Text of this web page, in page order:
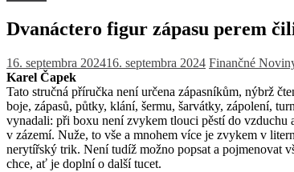
Dvanáctero figur zápasu perem
16. septembra 202416. septembra 2024 Finančné
Karel Čapek
Tato stručná příručka není určena zápasníkům, nýbrž
boje, zápasů, půtky, klání, šermu, šarvátky, zápolení,
vynadali: při boxu není zvykem tlouci pěstí do vzduchu
v zázemí. Nuže, to vše a mnohem více je zvykem v
nerytířský trik. Není tudíž možno popsat a pojmenovat
chce, ať je doplní o další tucet.